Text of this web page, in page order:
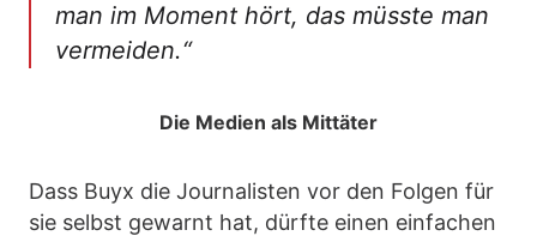
man im Moment hört, das müsste man
vermeiden.“
Die Medien als Mittäter
Dass Buyx die Journalisten vor den Folgen für
sie selbst gewarnt hat, dürfte einen einfachen